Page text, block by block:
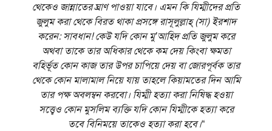
থেকেও জান্নাতের ঘ্রাণ পাওয়া যাবে। এমন কি যিম্মীদের প্রতি
জুলুম করা থেকে বিরত থাকা প্রসঙ্গে রাসূলুল্লাহ্‌ (সা) ইরশাদ
করেন: সাবধান! কেউ যদি কোন মু’আহিদ প্রতি জুলুম করে
অথবা তাকে তার অধিকার থেকে কম দেয় কিংবা ক্ষমতা
বহির্ভূত কোন কাজ তার উপর চাপিয়ে দেয় বা জোরপূর্বক তার
থেকে কোন মালামাল নিয়ে যায় তাহলে কিয়ামতের দিন আমি
তার পক্ষ অবলম্বন করবো। যিম্মী হত্যা করা নিষিদ্ধ হওয়া
সত্ত্বেও কোন মুসলিম ব্যক্তি যদি কোন যিম্মীকে হত্যা করে
তবে বিনিময়ে তাকেও হত্যা করা হবে।“